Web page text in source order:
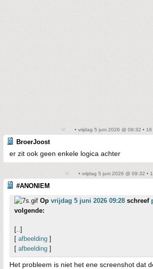
• vrijdag 5 juni 2026 @ 09:32 • 16
BroerJoost
er zit ook geen enkele logica achter
• vrijdag 5 juni 2026 @ 09:32 •
#ANONIEM
Op vrijdag 5 juni 2026 09:28 schreef
volgende:
[..]
[ afbeelding ]
[ afbeelding ]
Het probleem is niet het ene screenshot dat